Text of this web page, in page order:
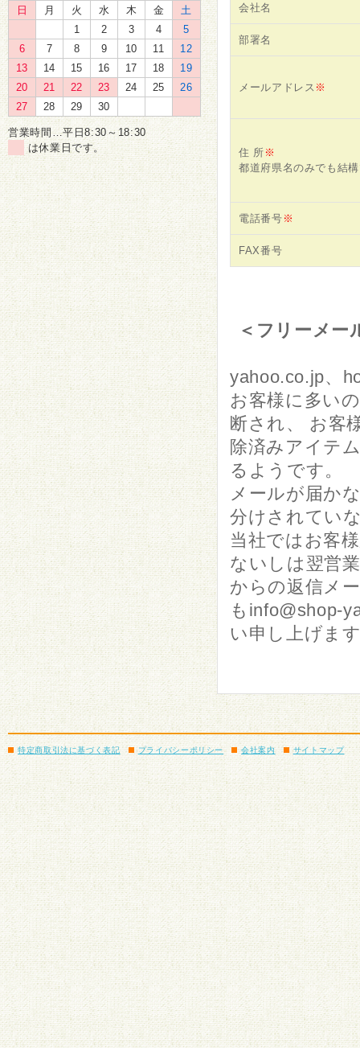
日
月 火 水 木 金
土
1
2 3 4
5
6
7 8 9 10 11
12
13
14 15 16 17 18
19
20
21 22 23 24 25
26
27
28 29 30
営業時間…平日8:30～18:30
は休業日です。
会社名
部署名
メールアドレス ※
住 所 ※
都道府県名のみでも結
電話番号 ※
FAX番号
＜フリーメー
yahoo.co.jp、
お客様に多い
断され、 お客
除済みアイテ
るようです。
メールが届か
分けされてい
当社ではお客
ないしは翌営
からの返信メ
もinfo@shop-
い申し上げま
特定商取引法に基づく表記 プライバシーポリシー 会社案内 サイトマップ